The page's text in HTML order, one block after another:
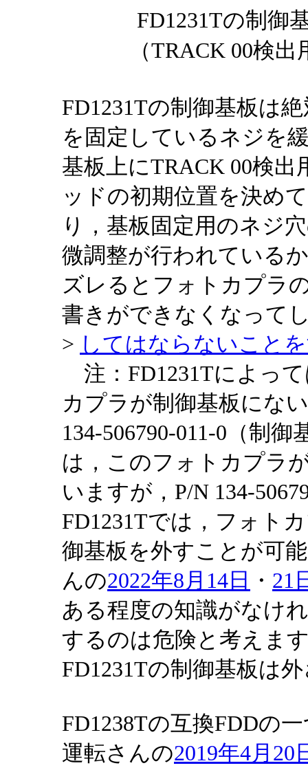
FD1231Tの制御
（TRACK 00検
FD1231Tの制御基板は
を固定しているネジを
基板上にTRACK 00検
ッドの初期位置を決め
り，基板固定用のネジ
微調整が行われている
ズレるとフォトカプラ
書きができなくなって
> してはならないこと
注：FD1231Tによっ
カプラが制御基板にな
134-506790-011-0（制
は，このフォトカプラ
いますが，P/N 134-
FD1231Tでは，フォト
御基板を外すことが可
んの2022年8月14日 ・ 21
ある程度の知識がなけ
するのは危険と考えま
FD1231Tの制御基板は
FD1238Tの互換FDDの
運転さんの2019年4月